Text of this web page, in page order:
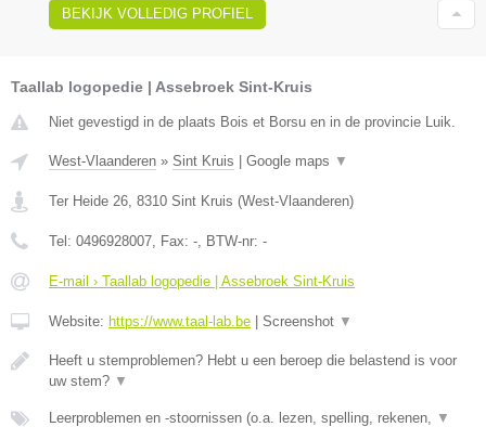
BEKIJK VOLLEDIG PROFIEL
Taallab logopedie | Assebroek Sint-Kruis
Niet gevestigd in de plaats Bois et Borsu en in de provincie Luik.
West-Vlaanderen » Sint Kruis | Google maps ▼
Ter Heide 26 8310 Sint Kruis (West-Vlaanderen)
Tel: 0496928007 , Fax: - , BTW-nr: -
E-mail › Taallab logopedie | Assebroek Sint-Kruis
Website: https://www.taal-lab.be | Screenshot ▼
Heeft u stemproblemen? Hebt u een beroep die belastend is voor
uw stem? ▼
Leerproblemen en -stoornissen (o.a. lezen, spelling, rekenen, ▼